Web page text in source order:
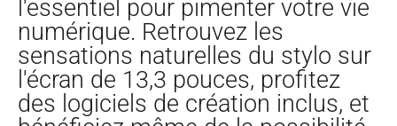
l'essentiel pour pimenter votre vie
numérique. Retrouvez les
sensations naturelles du stylo sur
l'écran de 13,3 pouces, profitez
des logiciels de création inclus, et